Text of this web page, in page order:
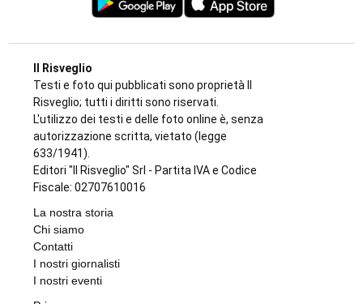
Il Risveglio
Testi e foto qui pubblicati sono proprietà Il
Risveglio; tutti i diritti sono riservati.
L'utilizzo dei testi e delle foto online è, senza
autorizzazione scritta, vietato (legge
633/1941).
Editori "Il Risveglio" Srl - Partita IVA e Codice
Fiscale: 02707610016
La nostra storia
Chi siamo
Contatti
I nostri giornalisti
I nostri eventi